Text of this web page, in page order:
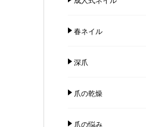
春ネイル
深爪
爪の乾燥
爪の悩み